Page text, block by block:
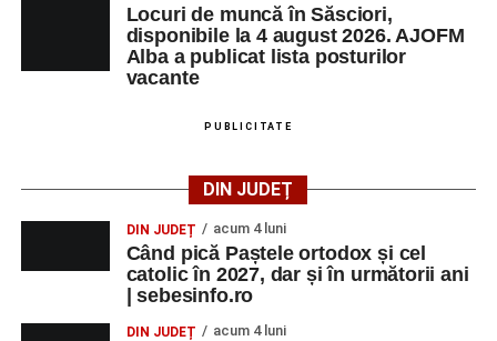
Locuri de muncă în Săsciori,
disponibile la 4 august 2026. AJOFM
Alba a publicat lista posturilor
vacante
PUBLICITATE
DIN JUDEȚ
DIN JUDEȚ acum 4 luni
Când pică Paștele ortodox și cel
catolic în 2027, dar și în următorii ani
| sebesinfo.ro
DIN JUDEȚ acum 4 luni